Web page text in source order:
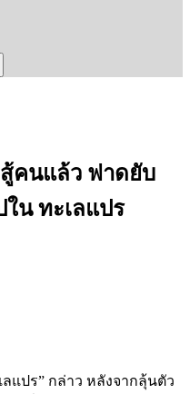
คนแล้ว ฟาดยับ
ใน ทะเลแปร
แปร” กล่าว หลังจากลุ้นตัว